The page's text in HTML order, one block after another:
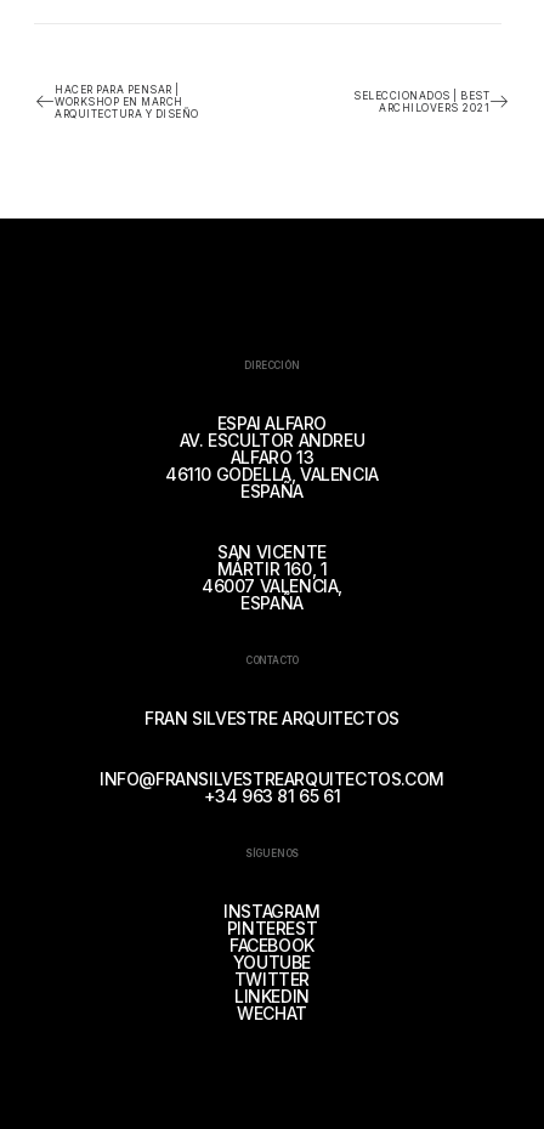
HACER PARA PENSAR |
WORKSHOP EN MARCH
ARQUITECTURA Y DISEÑO
SELECCIONADOS | BEST
ARCHILOVERS 2021
DIRECCIÓN
ESPAI ALFARO
AV. ESCULTOR ANDREU
ALFARO 13
46110 GODELLA, VALENCIA
ESPAÑA
SAN VICENTE
MÁRTIR 160, 1
46007 VALENCIA,
ESPAÑA
CONTACTO
FRAN SILVESTRE ARQUITECTOS
INFO@FRANSILVESTREARQUITECTOS.COM
+34 963 81 65 61
SÍGUENOS
INSTAGRAM
PINTEREST
FACEBOOK
YOUTUBE
TWITTER
LINKEDIN
WECHAT